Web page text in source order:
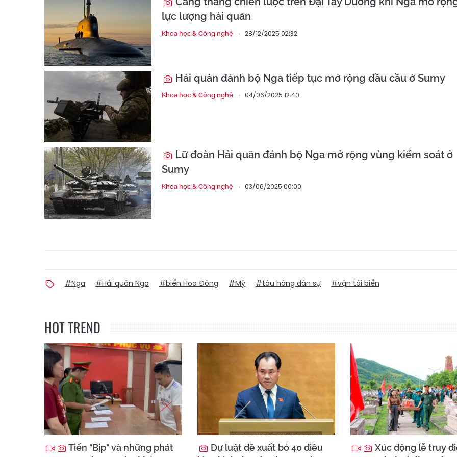
lực lượng hải quân
Khoa học & Công nghệ 28/12/2025 02:32
Hải quân đánh bộ Nga tiếp tục mở rộng đầu cầu ở Sumy
Khoa học & Công nghệ 04/06/2025 12:40
Lữ đoàn Hải quân đánh bộ Nga mở rộng vùng kiểm soát ở
Sumy
Khoa học & Công nghệ 03/06/2025 00:00
#Nga #Hải quân Nga #biển Hoa Đông #Mỹ #tàu hàng dân sự #vận tải biển
HOT TREND
Tiến "Bịp" và những phát
Dự luật đề xuất bỏ 40 điều
Xúc động lễ truy